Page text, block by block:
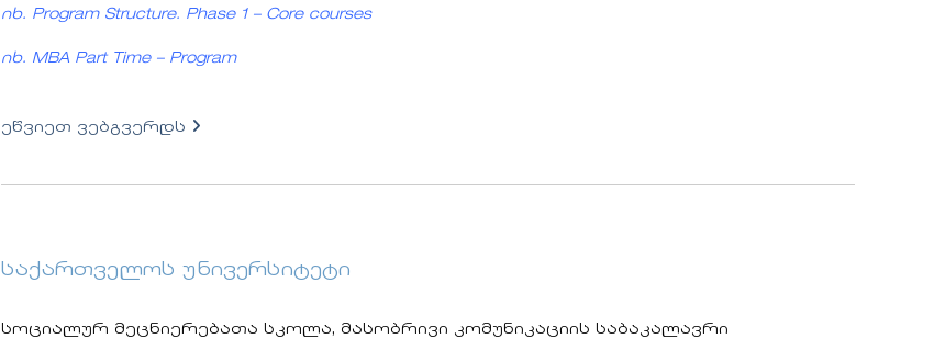
იხ. Program Structure. Phase 1 – Core courses
იხ. MBA Part Time – Program
ეწვიეთ ვებგვერდს
საქართველოს უნივერსიტეტი
სოციალურ მეცნიერებათა სკოლა, მასობრივი კომუნიკაციის საბაკალავრი